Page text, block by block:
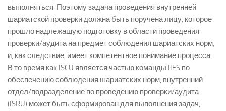
выполняться. Поэтому задача проведения внутренней
шариатской проверки должна быть поручена лицу, которое
прошло надлежащую подготовку в области проведения
проверки/аудита на предмет соблюдения шариатских норм,
и, как следствие, имеет компетентное понимание процесса.
В то время как ISCU является частью команды IIFS по
обеспечению соблюдения шариатских норм, внутренний
отдел/подразделение по проведению проверки/аудита
(ISRU) может быть сформирован для выполнения задач,